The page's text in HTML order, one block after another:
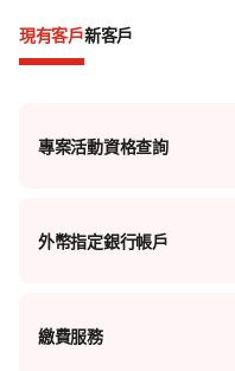
現有客戶新客戶
專案活動資格查詢
外幣指定銀行帳戶
繳費服務